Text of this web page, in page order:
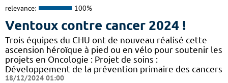
relevance: 100%
Ventoux contre cancer 2024 !
​​​Trois équipes du CHU ont de nouveau réalisé cette
ascension héroïque à pied ou en vélo pour soutenir les
projets en Oncologie : Projet de soins :
Développement de la prévention primaire des cancers
18/12/2024 01:00